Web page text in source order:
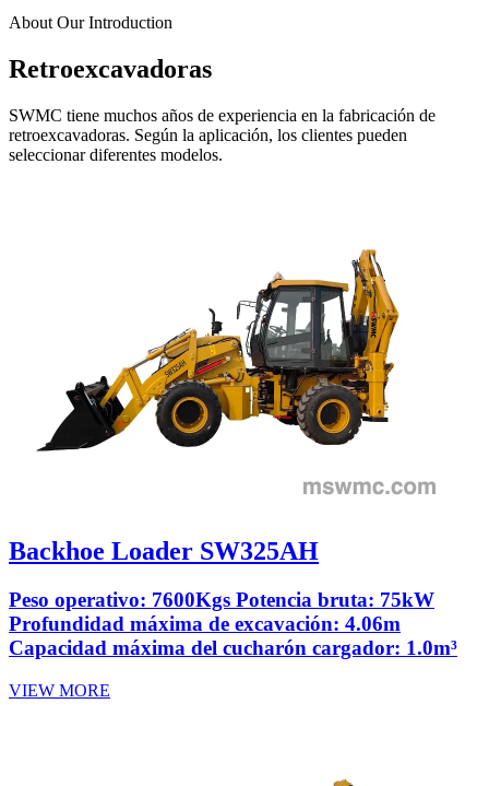
About Our Introduction
Retroexcavadoras
SWMC tiene muchos años de experiencia en la fabricación de
retroexcavadoras. Según la aplicación, los clientes pueden
seleccionar diferentes modelos.
Backhoe Loader SW325AH
Peso operativo: 7600Kgs Potencia bruta: 75kW
Profundidad máxima de excavación: 4.06m
Capacidad máxima del cucharón cargador: 1.0m³
VIEW MORE